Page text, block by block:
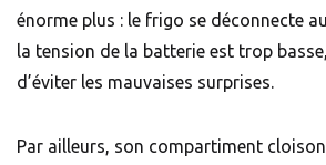
énorme plus : le frigo se déconnecte
la tension de la batterie est trop
d’éviter les mauvaises surprises.
Par ailleurs, son compartiment